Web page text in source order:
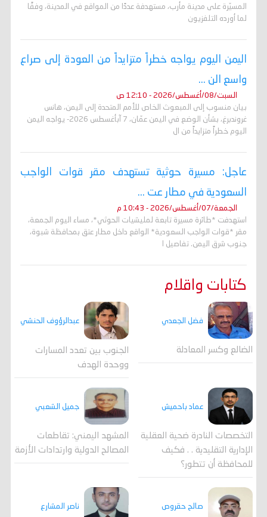
المسيّرة على مدينة مأرب، مستهدفة عددًا من المواقع في المدينة، وفقًا
لما أورده التلفزيون
اليمن اليوم يواجه خطراً متزايداً من العودة إلى صراع
واسع الن ...
السبت/08/أغسطس/2026 - 12:10 ص
بيان منسوب إلى المبعوث الخاص للأمم المتحدة إلى اليمن، هانس
غروندبرغ، بشأن الوضع في اليمن عمّان، 7 آبأغسطس 2026- يواجه اليمن
اليوم خطراً متزايداً من ال
عاجل: مسيرة حوثية تستهدف مقر قوات الواجب
السعودية في مطار عت ...
الجمعة/07/أغسطس/2026 - 10:43 م
استهدفت *طائرة مسيرة تابعة لمليشيات الحوثي*، مساء اليوم الجمعة،
مقر *قوات الواجب السعودية* الواقع داخل مطار عتق بمحافظة شبوة،
جنوب شرق اليمن. تفاصيل ا
كتابات واقلام
فضل الجعدي
الضالع وكسر المعادلة
عبدالرؤوف الحنشي
الجنوب بين تعدد المسارات
ووحدة الهدف
عماد باحميش
التخصصات النادرة ضحية العقلية
الإدارية التقليدية . . فكيف
للمحافظة أن تتطور؟
جميل الشعبي
المشهد اليمني: تقاطعات
المصالح الدولية وارتدادات الأزمة
صالح حقروص ناصر المشارع